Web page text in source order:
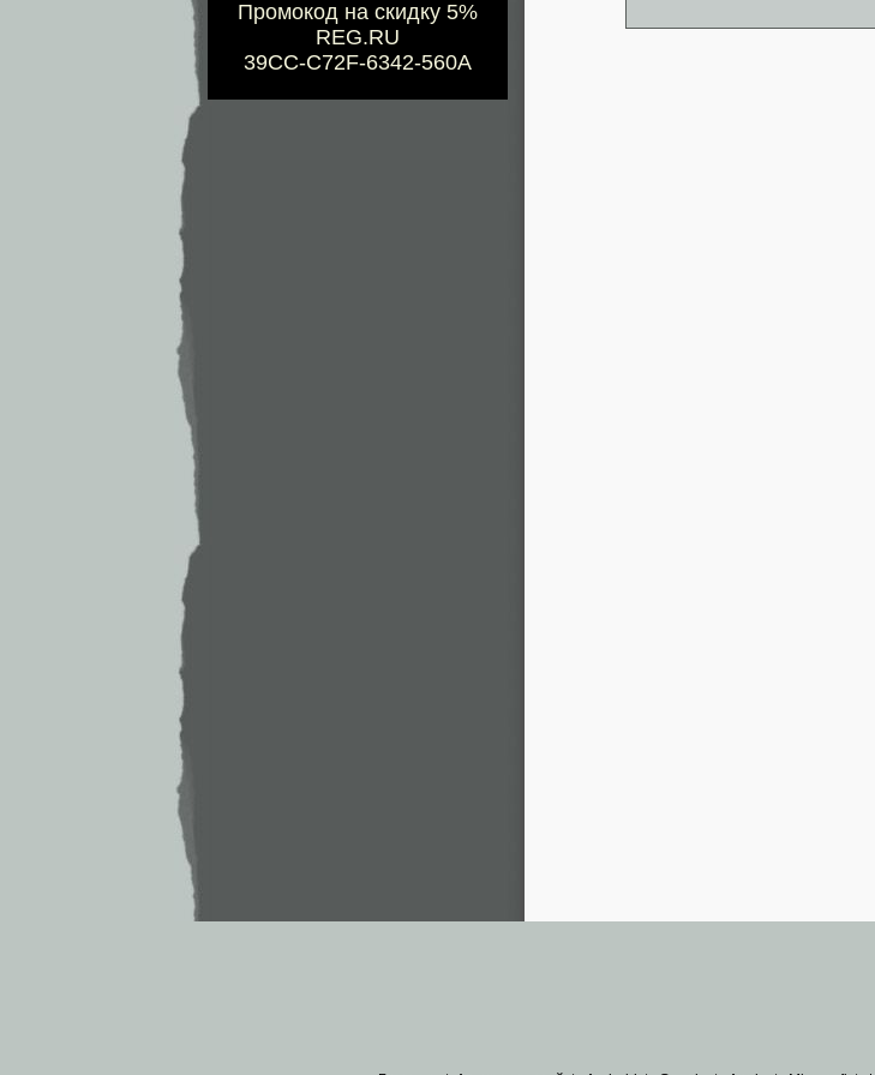
Промокод на скидку 5%
REG.RU
39CC-C72F-6342-560A